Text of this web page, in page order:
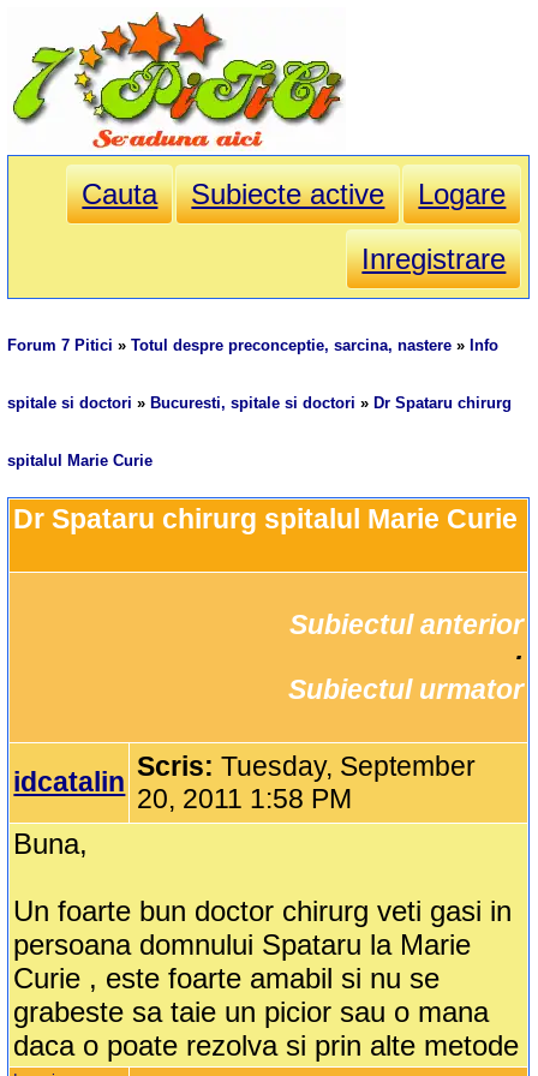
Cauta Subiecte active
Logare
Inregistrare
Forum 7 Pitici »Totul despre preconceptie, sarcina, nastere » Info
spitale si doctori » Bucuresti, spitale si doctori » Dr Spataru chirurg
spitalul Marie Curie
Dr Spataru chirurg spitalul Marie Curie
Subiectul anterior
Subiectul urmator
idcatalin Scris:Tuesday, September
20, 2011 1:58 PM
Buna,
Un foarte bun doctor chirurg veti gasi in
persoana domnului Spataru la Marie
Curie , este foarte amabil si nu se
grabeste sa taie un picior sau o mana
daca o poate rezolva si prin alte metode